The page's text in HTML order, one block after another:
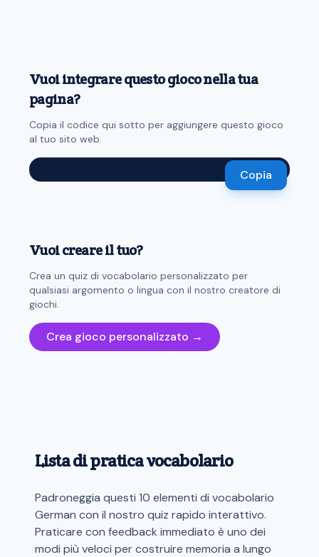
Vuoi integrare questo gioco nella tua
pagina?
Copia il codice qui sotto per aggiungere questo gioco
al tuo sito web.
Copia
Vuoi creare il tuo?
Crea un quiz di vocabolario personalizzato per
qualsiasi argomento o lingua con il nostro creatore di
giochi.
Crea gioco personalizzato →
Lista di pratica vocabolario
Padroneggia questi 10 elementi di vocabolario
German con il nostro quiz rapido interattivo.
Praticare con feedback immediato è uno dei
modi più veloci per costruire memoria a lungo